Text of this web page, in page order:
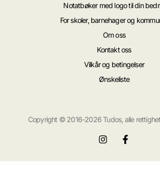
Notatbøker med logo til din
For skoler, barnehager og
Om oss
Kontakt oss
Vilkår og betingelser
Ønskeliste
Copyright © 2016-2026 Tudos, alle